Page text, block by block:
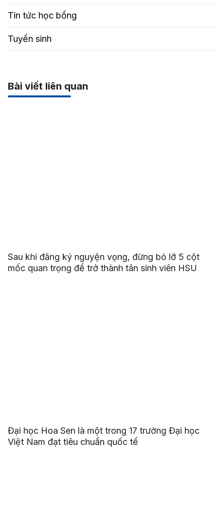
Tin tức học bổng
Tuyển sinh
Bài viết liên quan
Sau khi đăng ký nguyện vọng, đừng bỏ lỡ 5 cột
mốc quan trọng để trở thành tân sinh viên HSU
Đại học Hoa Sen là một trong 17 trường Đại học
Việt Nam đạt tiêu chuẩn quốc tế